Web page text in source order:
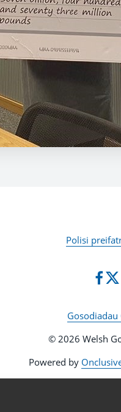
Polisi
Gosodiadau
© 2026 Welsh
Powered by